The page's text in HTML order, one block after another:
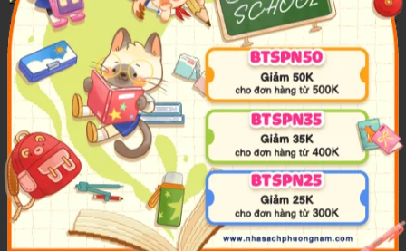
sử dụng để giữ giấy, tài liệu trên bảng từ hoặc các bề mặt
khác có từ tính. Sản phẩm được dùng phổ biến trong văn
phòng hoặc trong các trường học.
-Nút Chặn Nam Châm với mặt trên được làm từ chất liệu
nhựa cứng cáp, bề mặt trơn láng, khó bị nứt, vỡ trong quá
trình sử dụng. Mặt dưới có thiết kế nam châm với lực từ
mạnh, là công cụ hữu hiệu khi muốn giữ giấy, tài liệu trên
các bề mặt có từ tính.
-Sản phẩm có kích thước nhỏ gọn nên rất tiện lợi mang theo